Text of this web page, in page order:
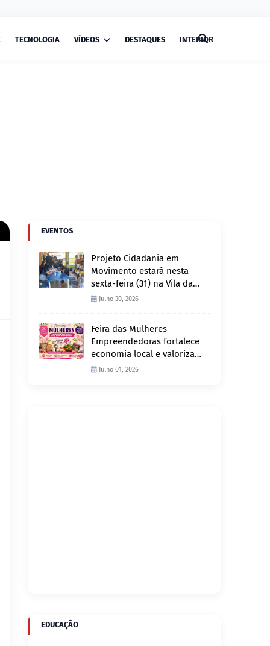
TECNOLOGIA VÍDEOS DESTAQUES INTERIOR
EVENTOS
Projeto Cidadania em
Movimento estará nesta
sexta-feira (31) na Vila da
Penha e sábado (1º) em
Julho 30, 2026
Feira das Mulheres
Empreendedoras fortalece
economia local e valoriza
produção feminina no
Julho 01, 2026
EDUCAÇÃO